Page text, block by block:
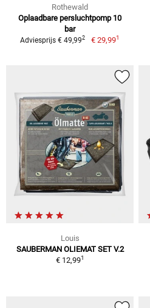
Rothewald
Oplaadbare persluchtpomp 10
bar
Adviesprijs € 49,992 € 29,991
Louis
SAUBERMAN OLIEMAT SET V.2
€ 12,991